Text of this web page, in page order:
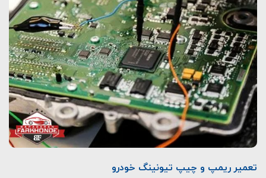
تعمیر ریمپ و چیپ تیونینگ خودرو